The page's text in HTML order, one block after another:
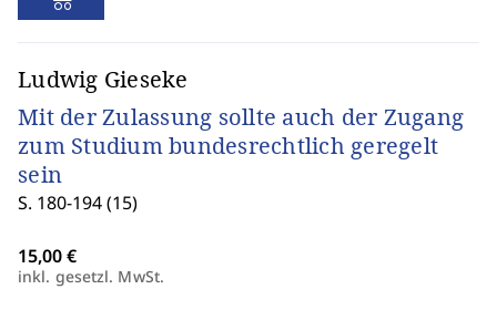
Ludwig Gieseke
Mit der Zulassung sollte auch der Zugang
zum Studium bundesrechtlich geregelt
sein
S. 180-194 (15)
inkl. gesetzl. MwSt.